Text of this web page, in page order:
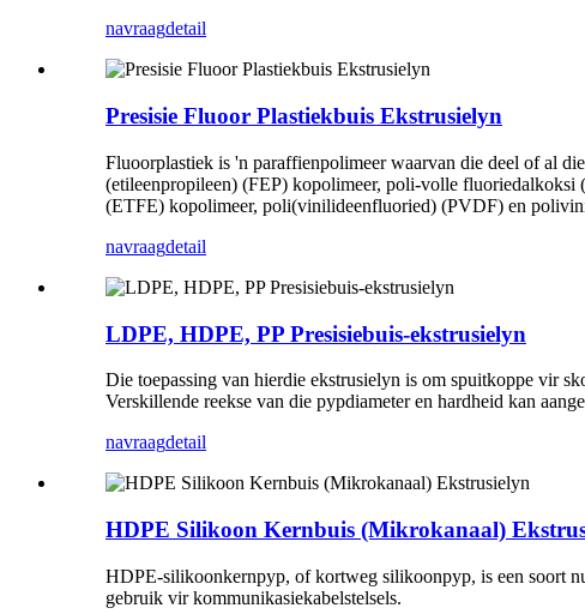
navraagdetail
Presisie Fluoor Plastiekbuis Ekstrusielyn
Fluoorplastiek is 'n paraffienpolimeer waarvan die deel of al
(etileenpropileen) (FEP) kopolimeer, poli-volle
(ETFE) kopolimeer, poli(vinilideenfluoried) (PVDF) en
navraagdetail
LDPE, HDPE, PP Presisiebuis-ekstrusielyn
Die toepassing van hierdie ekstrusielyn is om spuitkoppe vir
Verskillende reekse van die pypdiameter en hardheid kan
navraagdetail
HDPE Silikoon Kernbuis (Mikrokanaal)
HDPE-silikoonkernpyp, of kortweg silikoonpyp, is een soort
gebruik vir kommunikasiekabelstelsels.